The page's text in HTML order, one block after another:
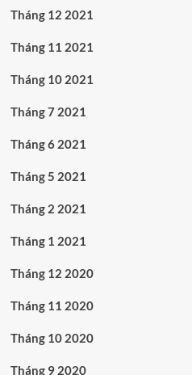
Tháng 12 2021
Tháng 11 2021
Tháng 10 2021
Tháng 7 2021
Tháng 6 2021
Tháng 5 2021
Tháng 2 2021
Tháng 1 2021
Tháng 12 2020
Tháng 11 2020
Tháng 10 2020
Tháng 9 2020